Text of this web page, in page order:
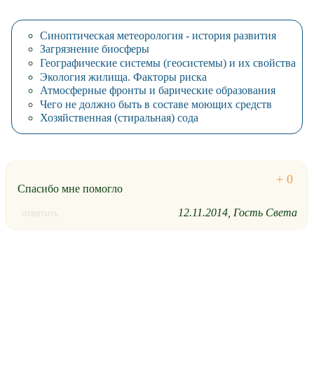
Синоптическая метеорология - история развития
Загрязнение биосферы
Географические системы (геосистемы) и их свойства
Экология жилища. Факторы риска
Атмосферные фронты и барические образования
Чего не должно быть в составе моющих средств
Хозяйственная (стиральная) сода
Спасибо мне помогло
ответить 12.11.2014 Гость Света